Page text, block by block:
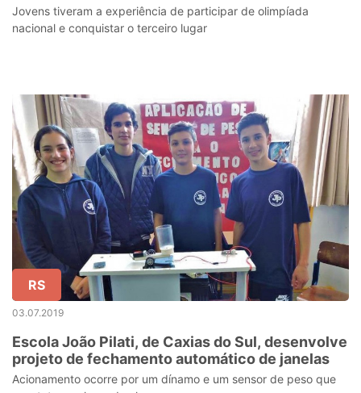
Jovens tiveram a experiência de participar de olimpíada
nacional e conquistar o terceiro lugar
RS
03.07.2019
Escola João Pilati, de Caxias do Sul, desenvolve
projeto de fechamento automático de janelas
Acionamento ocorre por um dínamo e um sensor de peso que